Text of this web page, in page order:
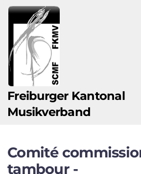
Zum Hauptinhalt springen
Freiburger Kantonal
Musikverband
Comité
tambour -